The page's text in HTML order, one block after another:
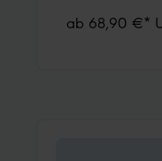
Rollwiderstand
ab 68,90 €*